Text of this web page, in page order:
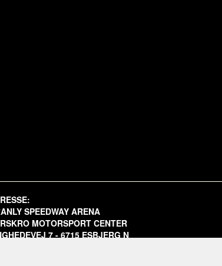
SPEEDWAY ARENA
MOTORSPORT CENTER
7 - 6715 ESBJERG N